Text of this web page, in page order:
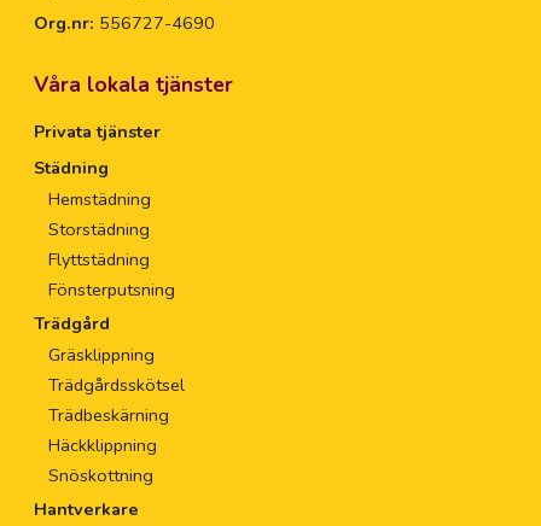
Org.nr: 556727-4690
Våra lokala tjänster
Privata tjänster
Städning
Hemstädning
Storstädning
Flyttstädning
Fönsterputsning
Trädgård
Gräsklippning
Trädgårdsskötsel
Trädbeskärning
Häckklippning
Snöskottning
Hantverkare